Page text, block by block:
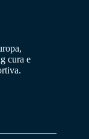
cura e